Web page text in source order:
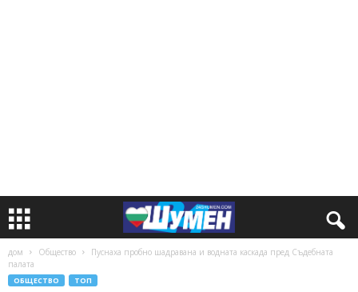
дом Общество
Пуснаха пробно шадравана и водната каскада пред Съдебната
палата
ОБЩЕСТВО ТОП